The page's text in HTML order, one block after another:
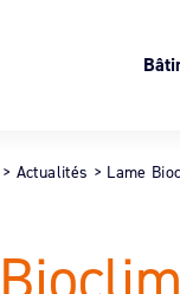
> Actualités > Lame